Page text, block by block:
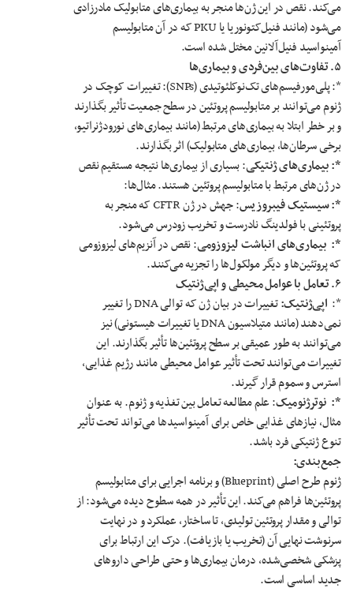
می‌کند. نقص در این ژن‌ها منجر به بیماری‌های متابولیک مادرزادی
می‌شود (مانند فنیل‌کتونوریا یا PKU که در آن متابولیسم
آمینواسید فنیل‌آلانین مختل شده است.
۵.تفاوت‌های بین‌فردی و بیماری‌ها
*: پلی‌مورفیسم‌های تک‌نوکلئوتیدی (SNPs): تغییرات کوچک در
ژنوم می‌توانند بر متابولیسم پروتئین در سطح جمعیت تأثیر بگذارند
و بر خطر ابتلا به بیماری‌های مرتبط (مانند بیماری‌های نورودژنراتیو،
برخی سرطان‌ها، بیماری‌های متابولیک) اثر بگذارند.
*: بیماری‌های ژنتیکی: بسیاری از بیماری‌ها نتیجه مستقیم نقص
در ژن‌های مرتبط با متابولیسم پروتئین هستند. مثال‌ها:
*: سیستیک فیبروزیس
: جهش در ژن CFTR که منجر به
پروتئینی با فولدینگ نادرست و تخریب زودرس می‌شود.
*: بیماری‌های انباشت لیزوزومی: نقص در آنزیم‌های لیزوزومی
که پروتئین‌ها و دیگر مولکول‌ها را تجزیه می‌کنند.
۶.تعامل با عوامل محیطی و اپی‌ژنتیک
*: اپی‌ژنتیک:
تغییرات در بیان ژن که توالی DNA را تغییر
نمی‌دهند (مانند متیلاسیون DNA یا تغییرات هیستونی) نیز
می‌توانند به طور عمیقی بر سطح پروتئین‌ها تأثیر بگذارند. این
تغییرات می‌توانند تحت تأثیر عوامل محیطی مانند رژیم غذایی،
استرس و سموم قرار گیرند.
*: نوترژنومیک: علم مطالعه تعامل بین تغذیه و ژنوم. به عنوان
مثال، نیازهای غذایی خاص برای آمینواسیدها می‌تواند تحت تأثیر
تنوع ژنتیکی فرد باشد.
جمع‌بندی:
ژنوم طرح اصلی (Blueprint) و برنامه اجرایی برای متابولیسم
پروتئین‌ها فراهم می‌کند. این تأثیر در همه سطوح دیده می‌شود: از
توالی و مقدار پروتئین تولیدی، تا ساختار، عملکرد و در نهایت
سرنوشت نهایی آن (تخریب یا بازیافت). درک این ارتباط برای
پزشکی شخصی‌شده، درمان بیماری‌ها و حتی طراحی داروهای
جدید اساسی است.